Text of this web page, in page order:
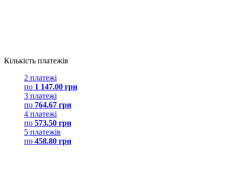
Кількість платежів
2 платежі
по 1 147.00 грн
3 платежі
по 764.67 грн
4 платежі
по 573.50 грн
5 платежів
по 458.80 грн